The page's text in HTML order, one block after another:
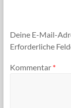
Deine E-Mail-
Erforderliche
Kommentar *